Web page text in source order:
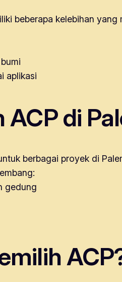
beberapa kelebihan
aplikasi
ACP di
berbagai proyek di
gedung